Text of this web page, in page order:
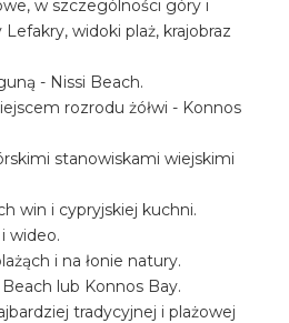
w szczególności góry i
widoki plaż, krajobraz
- Nissi Beach.
rozrodu żółwi - Konnos
stanowiskami wiejskimi
win i cypryjskiej kuchni.
wideo.
i na łonie natury.
lub Konnos Bay.
tradycyjnej i plażowej